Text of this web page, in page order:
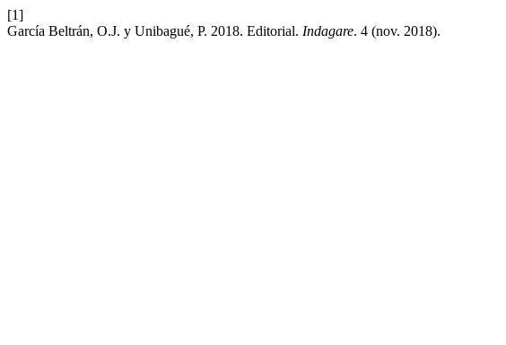
[1]
García Beltrán, O.J. y Unibagué, P. 2018. Editorial. Indagare. 4 (nov. 2018).